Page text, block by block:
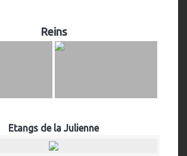
Reins
Etangs de la Julienne